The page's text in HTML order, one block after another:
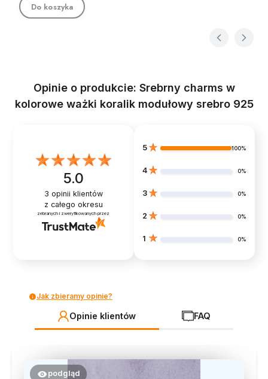
Do koszyka
Opinie o produkcie: Srebrny charms w
kolorowe ważki koralik modułowy srebro 925
5.0
3 opinii klientów
z całego okresu
zebranych i zweryfikowanych przez
5 100%
4 0%
3 0%
2 0%
1 0%
Jak zbieramy opinie?
Opinie klientów FAQ
podgląd